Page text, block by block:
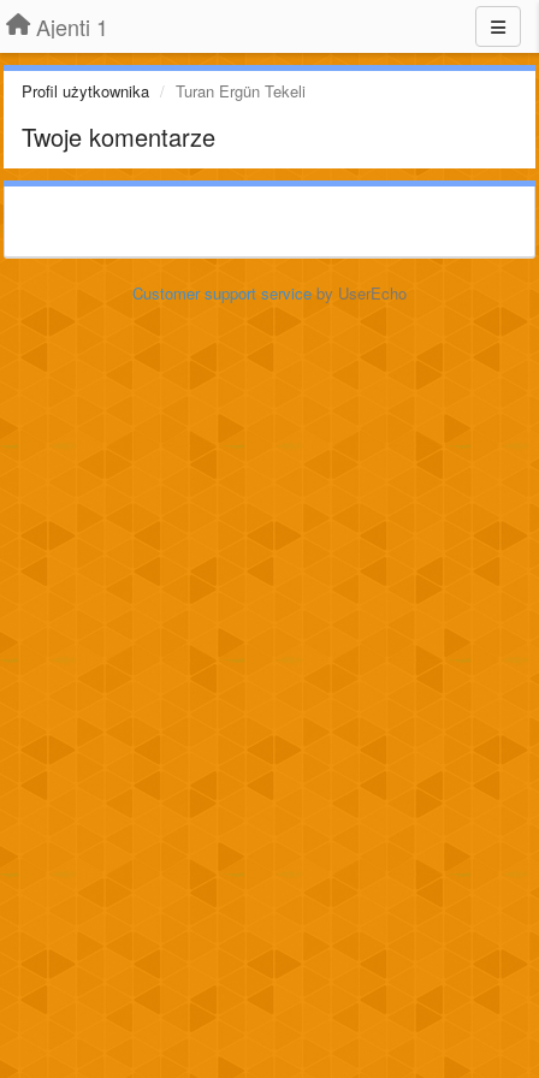
Ajenti 1
Profil użytkownika Turan Ergün Tekeli
Twoje komentarze
Customer support service by UserEcho